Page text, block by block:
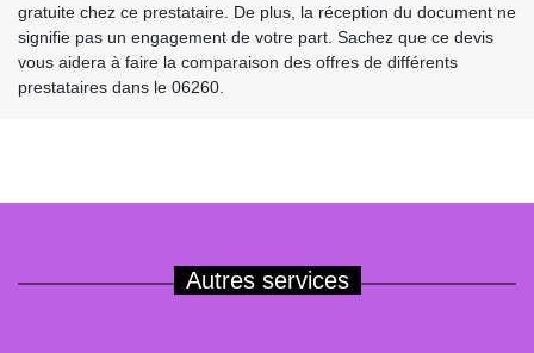
gratuite chez ce prestataire. De plus, la réception du document ne
signifie pas un engagement de votre part. Sachez que ce devis
vous aidera à faire la comparaison des offres de différents
prestataires dans le 06260.
Autres services